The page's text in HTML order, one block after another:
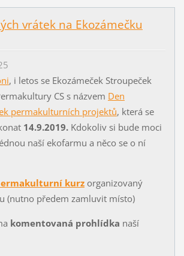
vrátek na Ekozámečku
, i letos se Ekozámeček Stroupeček
CS s názvem Den
permakulturních projektů, která se
14.9.2019.Kdokoliv si bude moci
naší ekofarmu a něco se o ní
kurzorganizovaný
(nutno předem zamluvit místo)
komentovaná prohlídka naší